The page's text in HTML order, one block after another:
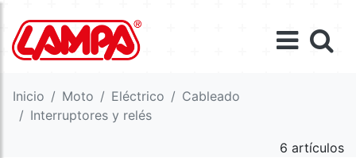
Inicio Moto Eléctrico
Cableado
Interruptores y relés
6 artículos